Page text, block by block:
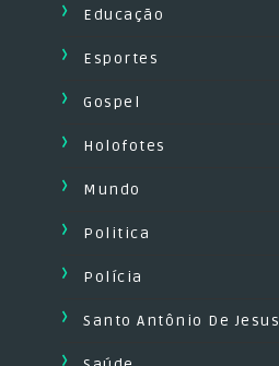
Educação
Esportes
Gospel
Holofotes
Mundo
Politica
Polícia
Santo Antônio De Jesus